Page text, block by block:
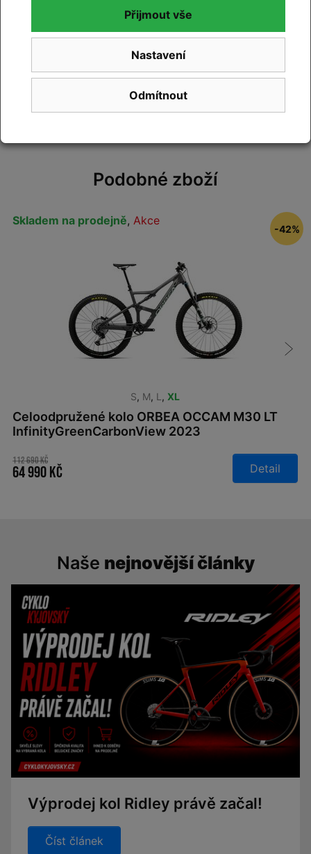
Přidejte vlastní hodnocení produktu a pomožte
tak dalším nakupujícím.
Hodnoťte.
Přidat vlastní hodnocení
Podobné zboží
Skladem na prodejně, Akce
S, M, L, XL
Celoodpružené kolo ORBEA OCCAM M30 LT
InfinityGreenCarbonView 2023
-42%
112 690 Kč
64 990 Kč Detail
Naše nejnovější články
Výprodej kol Ridley právě začal!
Číst článek
Odmítnout
Nastavení
Přijmout vše